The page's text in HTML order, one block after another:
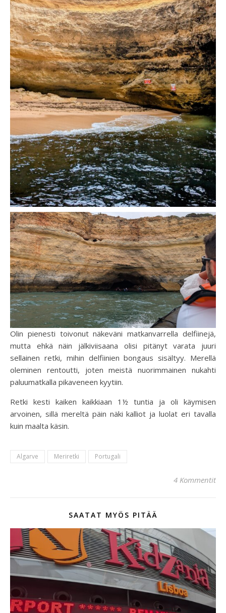
Olin pienesti toivonut näkeväni matkanvarrella delfiinejä,
mutta ehkä näin jälkiviisaana olisi pitänyt varata juuri
sellainen retki, mihin delfiinien bongaus sisältyy. Merellä
oleminen rentoutti, joten meistä nuorimmainen nukahti
paluumatkalla pikaveneen kyytiin.
Retki kesti kaiken kaikkiaan 1½ tuntia ja oli käymisen
arvoinen, sillä mereltä päin näki kalliot ja luolat eri tavalla
kuin maalta käsin.
Algarve Meriretki Portugali
4 Kommentit
SAATAT MYÖS PITÄÄ